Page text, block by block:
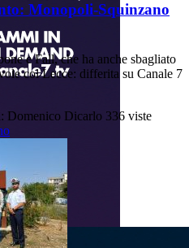
Monopoli-Squinzano
e Fall, che ha anche sbagliato
col Lecce: differita su Canale 7
Domenico Dicarlo 336 viste